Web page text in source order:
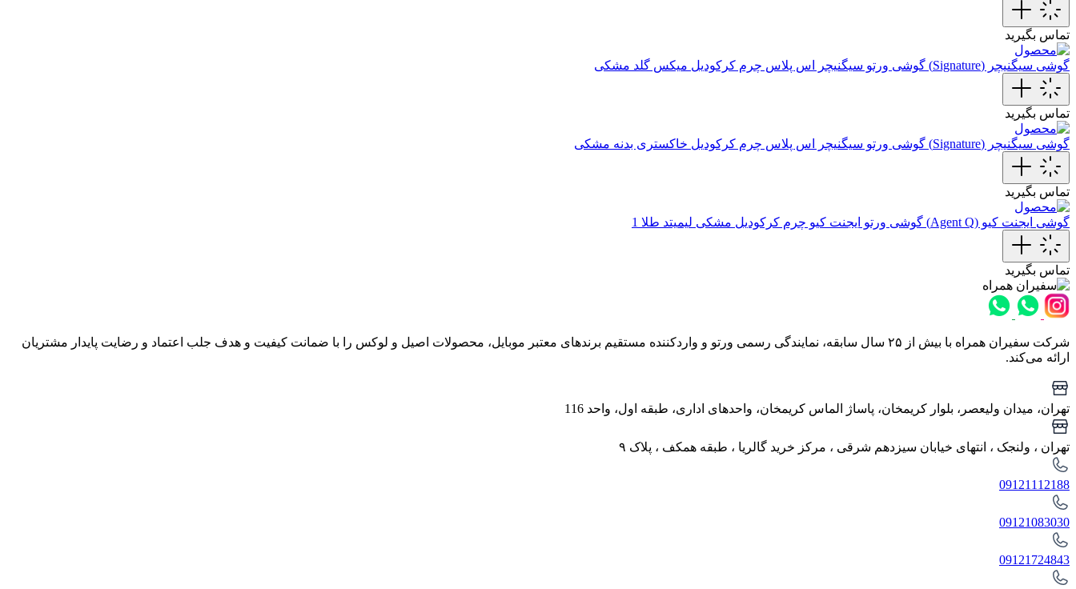
تماس بگیرید
گوشی سیگنیچر (Signature) گوشی ورتو سیگنیچر اس پلاس چرم کرکودیل میکس گلد مشکی
تماس بگیرید
گوشی سیگنیچر (Signature) گوشی ورتو سیگنیچر اس پلاس چرم کرکودیل خاکستری بدنه مشکی
تماس بگیرید
گوشی ایجنت کیو (Agent Q) گوشی ورتو ایجنت کیو چرم کرکودیل مشکی لیمیتد طلا 1
تماس بگیرید
شرکت سفیران همراه با بیش از ۲۵ سال سابقه، نمایندگی رسمی ورتو و واردکننده مستقیم برندهای معتبر موبایل، محصولات اصیل و لوکس را با ضمانت کیفیت و هدف جلب اعتماد و رضایت پایدار مشتریان
ارائه می‌کند.
تهران، میدان ولیعصر، بلوار کریمخان، پاساژ الماس کریمخان، واحدهای اداری، طبقه اول، واحد 116
تهران ، ولنجک‌ ، انتهای خیابان سیزدهم شرقی ، مرکز خرید گالریا ، طبقه همکف ، پلاک ۹
09121112188
09121083030
09121724843